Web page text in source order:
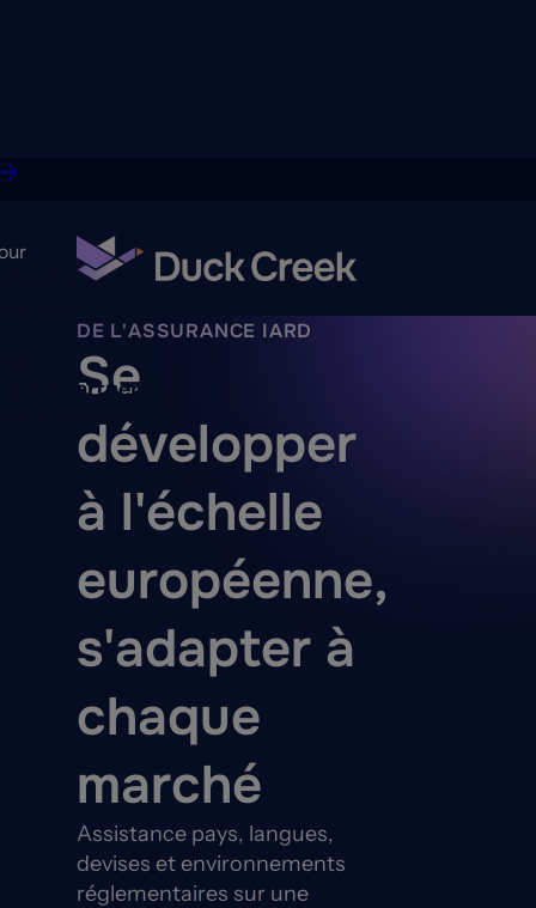
Partners
d'éclosion
LOGICIEL EUROPÉEN DÉDIÉ
DE L'ASSURANCE IARD
Se
développer
à l'échelle
européenne,
s'adapter à
chaque
marché
Assistance pays, langues,
devises et environnements
réglementaires sur une